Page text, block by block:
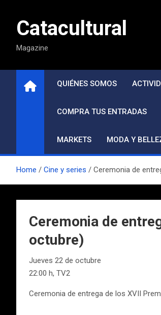
contenidoCatacultural
Magazine
QUIÉNES SOMOS
COMPRA TUS ENTRADAS
MARKETS MODA Y
Home Cine y series Ceremonia de
Ceremonia de
octubre)
Jueves 22 de octubre
22:00 h, TV2
Ceremonia de entrega de los XVII